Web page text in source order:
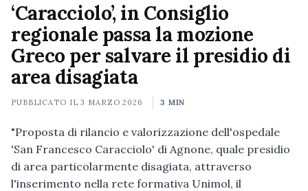
‘Caracciolo’, in Consiglio
regionale passa la mozione
Greco per salvare il presidio di
area disagiata
PUBBLICATO IL3 MARZO 2026 3 MIN
"Proposta di rilancio e valorizzazione dell'ospedale
'San Francesco Caracciolo' di Agnone, quale presidio
di area particolarmente disagiata, attraverso
l'inserimento nella rete formativa Unimol, il